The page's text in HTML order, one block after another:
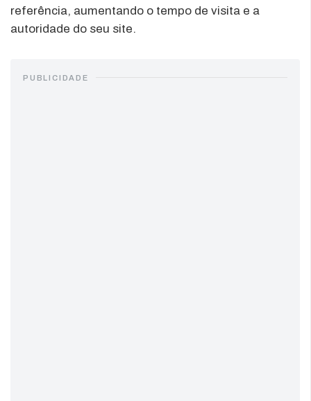
referência, aumentando o tempo de visita e a
autoridade do seu site.
PUBLICIDADE